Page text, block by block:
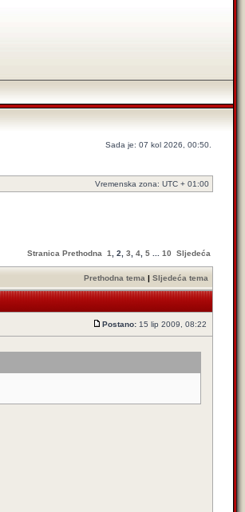
Sada je: 07 kol 2026, 00:50.
Vremenska zona: UTC + 01:00
Stranica Prethodna 1 2 3 4 5 10 Sljedeća
Prethodna tema | Sljedeća tema
Postano: 15 lip 2009, 08:22